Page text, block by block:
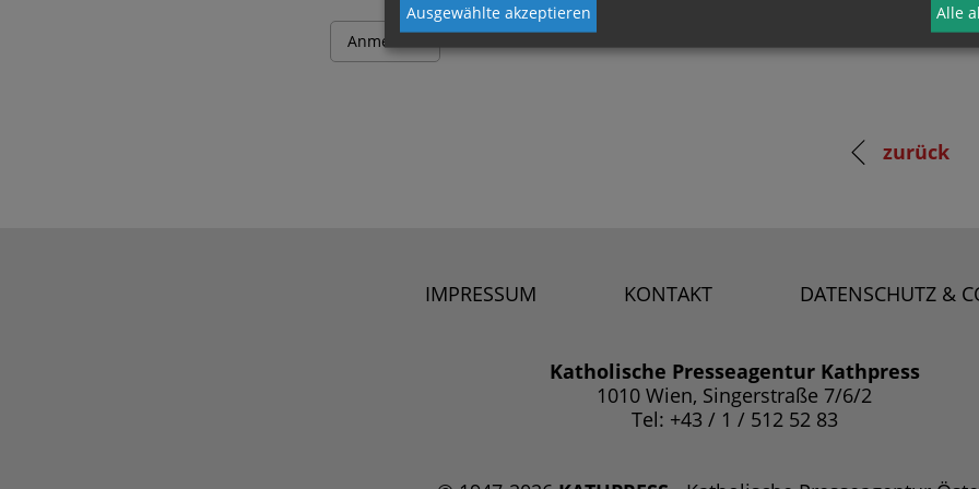
zurück
IMPRESSUM KONTAKT DATENSCHUTZ &
Katholische Presseagentur Kathpress
1010 Wien, Singerstraße 7/6/2
Tel: +43 / 1 / 512 52 83
Ausgewählte akzeptieren Alle